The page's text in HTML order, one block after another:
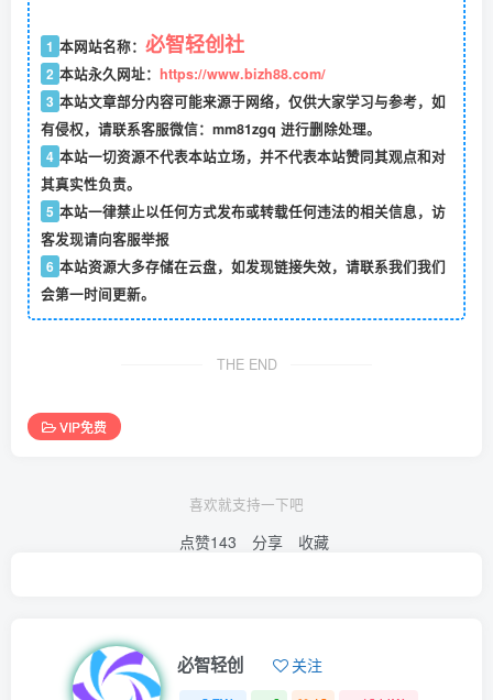
1 本网站名称： 必智轻创社
2 本站永久网址： https://www.bizh88.com/
3 本站文章部分内容可能来源于网络，仅供大家学习与参考，如
有侵权，请联系客服微信：mm81zgq 进行删除处理。
4 本站一切资源不代表本站立场，并不代表本站赞同其观点和对
其真实性负责。
5 本站一律禁止以任何方式发布或转载任何违法的相关信息，访
客发现请向客服举报
6 本站资源大多存储在云盘，如发现链接失效，请联系我们我们
会第一时间更新。
THE END
VIP免费
喜欢就支持一下吧
点赞143 分享 收藏
必智轻创 关注